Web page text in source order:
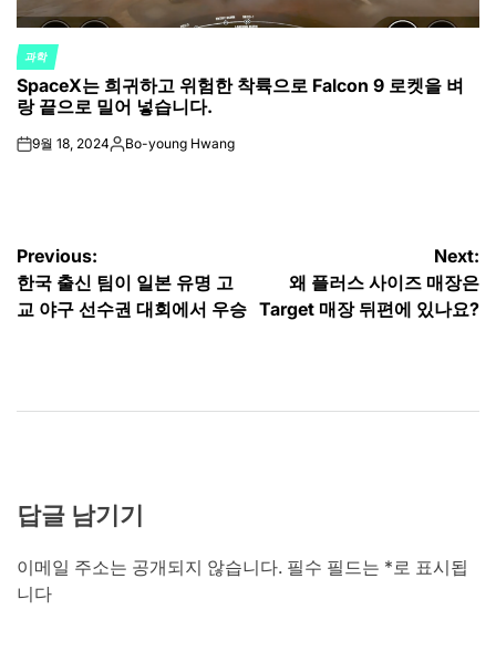
POSTED
IN
과학
SpaceX는 희귀하고 위험한 착륙으로 Falcon 9 로켓을 벼
랑 끝으로 밀어 넣습니다.
on9월 18, 2024Posted
Bo-young Hwang
글
탐
Previous:
한국 출신 팀이 일본 유명 고
교 야구 선수권 대회에서 우승
Next:
왜 플러스 사이즈 매장은
Target 매장 뒤편에 있나요?
답글 남기기
이메일 주소는 공개되지 않습니다. 필수 필드는 * 로 표시됩
니다